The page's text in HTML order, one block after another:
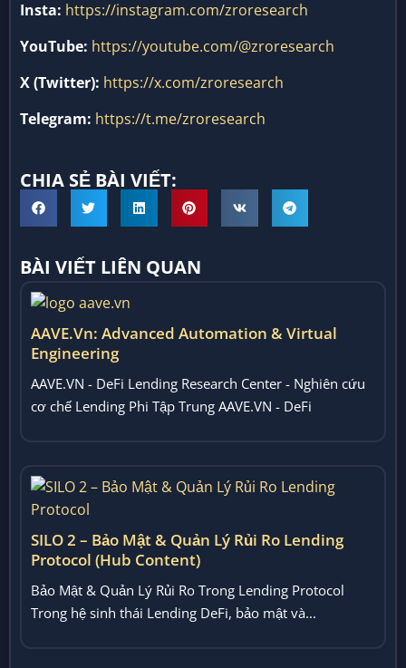
Insta: https://instagram.com/zroresearch
YouTube: https://youtube.com/@zroresearch
X (Twitter): https://x.com/zroresearch
Telegram: https://t.me/zroresearch
CHIA SẺ BÀI VIẾT:
BÀI VIẾT LIÊN QUAN
AAVE.vn: Advanced Automation & Virtual
Engineering
AAVE.VN - DeFi Lending Research Center - Nghiên cứu
cơ chế Lending Phi Tập Trung AAVE.VN - DeFi
SILO 2 – Bảo Mật & Quản Lý Rủi Ro Lending
Protocol (Hub Content)
Bảo Mật & Quản Lý Rủi Ro Trong Lending Protocol
Trong hệ sinh thái Lending DeFi, bảo mật và...